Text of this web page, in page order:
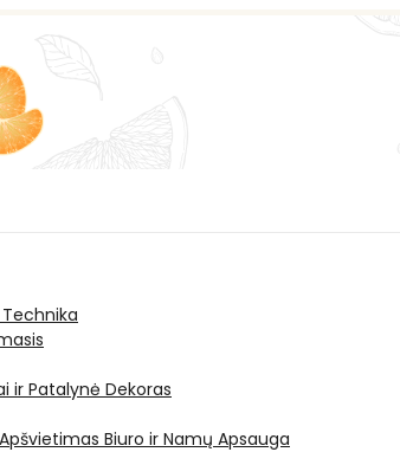
ir Patalynė Dekoras
Apšvietimas Biuro ir Namų Apsauga